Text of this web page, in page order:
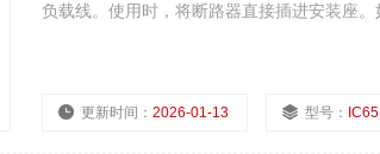
负载线。使用时，将断路器直接插进安装座
更新时间： 2026-01-13 型号：